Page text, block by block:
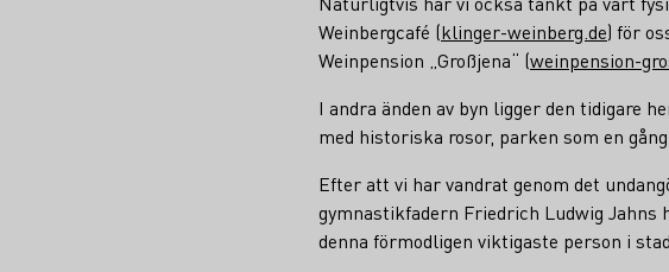
Weinbergcafé (klinger-weinberg.de) för
Weinpension „Großjena“ (weinpension-
I andra änden av byn ligger den tidigare
med historiska rosor, parken som en
Efter att vi har vandrat genom det
gymnastikfadern Friedrich Ludwig
denna förmodligen viktigaste person i